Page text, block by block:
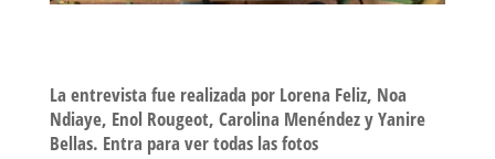
La entrevista fue realizada por Lorena Feliz, Noa
Ndiaye, Enol Rougeot, Carolina Menéndez y Yanire
Bellas. Entra para ver todas las fotos